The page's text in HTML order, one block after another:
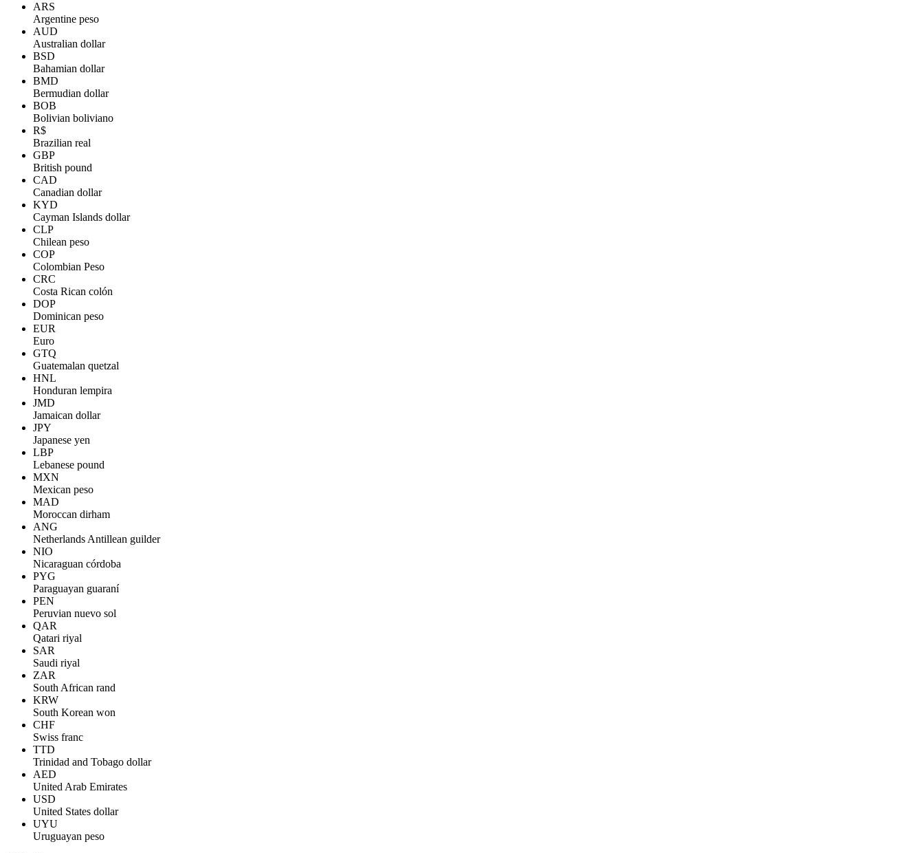
ARS
Argentine peso
AUD
Australian dollar
BSD
Bahamian dollar
BMD
Bermudian dollar
BOB
Bolivian boliviano
R$
Brazilian real
GBP
British pound
CAD
Canadian dollar
KYD
Cayman Islands dollar
CLP
Chilean peso
COP
Colombian Peso
CRC
Costa Rican colón
DOP
Dominican peso
EUR
Euro
GTQ
Guatemalan quetzal
HNL
Honduran lempira
JMD
Jamaican dollar
JPY
Japanese yen
LBP
Lebanese pound
MXN
Mexican peso
MAD
Moroccan dirham
ANG
Netherlands Antillean guilder
NIO
Nicaraguan córdoba
PYG
Paraguayan guaraní
PEN
Peruvian nuevo sol
QAR
Qatari riyal
SAR
Saudi riyal
ZAR
South African rand
KRW
South Korean won
CHF
Swiss franc
TTD
Trinidad and Tobago dollar
AED
United Arab Emirates
USD
United States dollar
UYU
Uruguayan peso